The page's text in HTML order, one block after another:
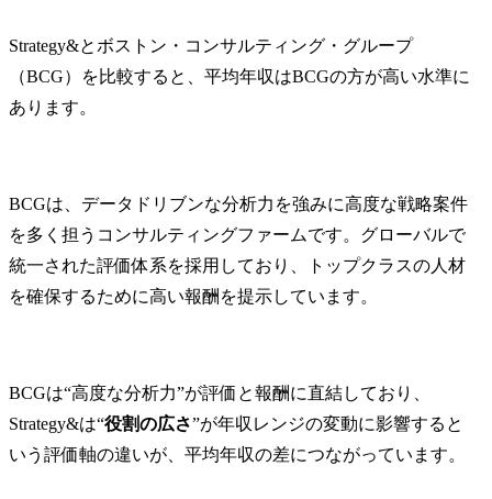
Strategy&とボストン・コンサルティング・グループ
（BCG）を比較すると、平均年収はBCGの方が高い水準に
あります。
BCGは、データドリブンな分析力を強みに高度な戦略案件
を多く担うコンサルティングファームです。グローバルで
統一された評価体系を採用しており、トップクラスの人材
を確保するために高い報酬を提示しています。
BCGは“高度な分析力”が評価と報酬に直結しており、
Strategy&は“役割の広さ”が年収レンジの変動に影響すると
いう評価軸の違いが、平均年収の差につながっています。